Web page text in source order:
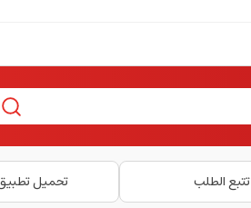
تتبع الطلب تحميل